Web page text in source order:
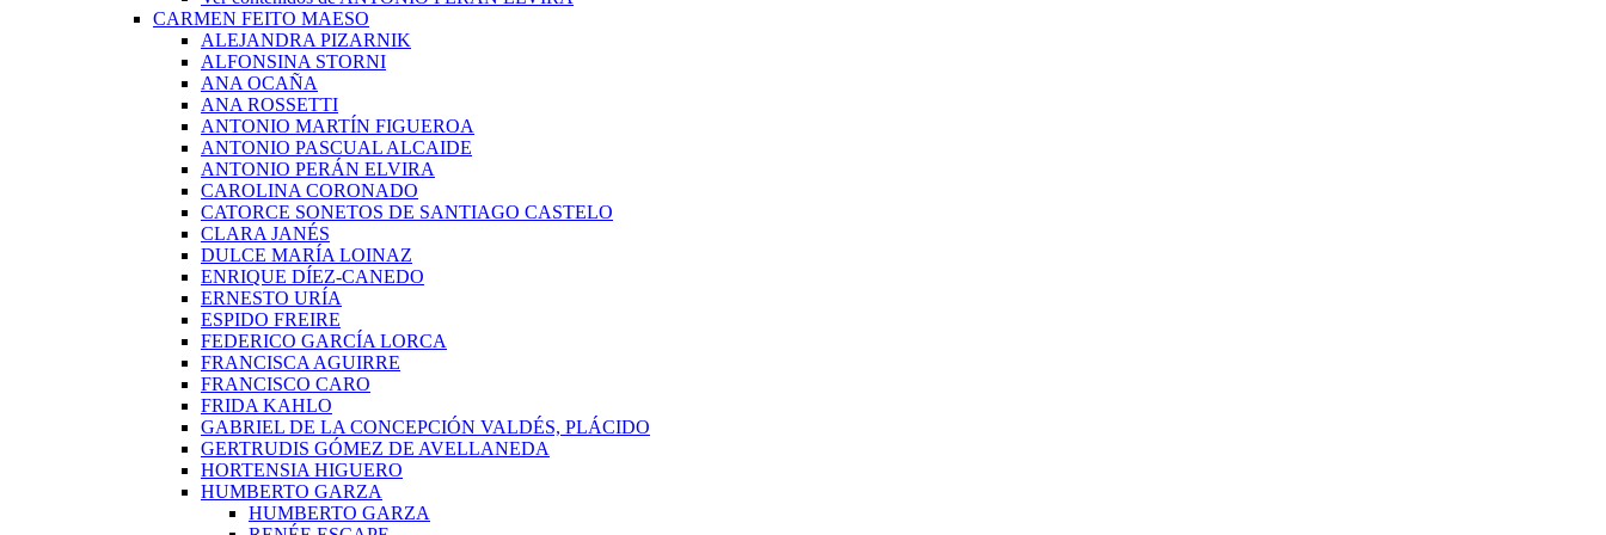
CARMEN FEITO MAESO
ALEJANDRA PIZARNIK
ALFONSINA STORNI
ANA OCAÑA
ANA ROSSETTI
ANTONIO MARTÍN FIGUEROA
ANTONIO PASCUAL ALCAIDE
ANTONIO PERÁN ELVIRA
CAROLINA CORONADO
CATORCE SONETOS DE SANTIAGO CASTELO
CLARA JANÉS
DULCE MARÍA LOINAZ
ENRIQUE DÍEZ-CANEDO
ERNESTO URÍA
ESPIDO FREIRE
FEDERICO GARCÍA LORCA
FRANCISCA AGUIRRE
FRANCISCO CARO
FRIDA KAHLO
GABRIEL DE LA CONCEPCIÓN VALDÉS, PLÁCIDO
GERTRUDIS GÓMEZ DE AVELLANEDA
HORTENSIA HIGUERO
HUMBERTO GARZA
HUMBERTO GARZA